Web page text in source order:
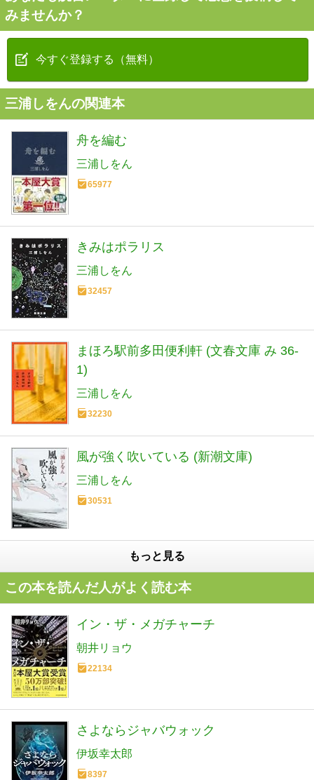
みませんか？
今すぐ登録する（無料）
三浦しをんの関連本
舟を編む
三浦しをん
65977
きみはポラリス
三浦しをん
32457
まほろ駅前多田便利軒 (文春文庫 み 36-
1)
三浦しをん
32230
風が強く吹いている (新潮文庫)
三浦しをん
30531
もっと見る
この本を読んだ人がよく読む本
イン・ザ・メガチャーチ
朝井リョウ
22134
さよならジャバウォック
伊坂幸太郎
8397